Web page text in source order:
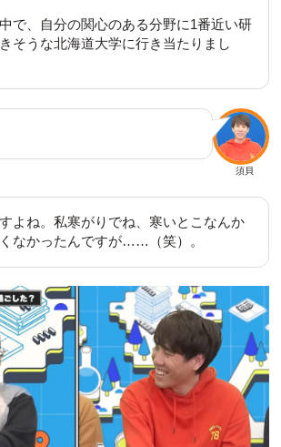
で、自分の関心のある分野に1番近い研
そうな北海道大学に行き当たりまし
須貝
よね。私寒がりでね、寒いとこなんか
なかったんですが……（笑）。